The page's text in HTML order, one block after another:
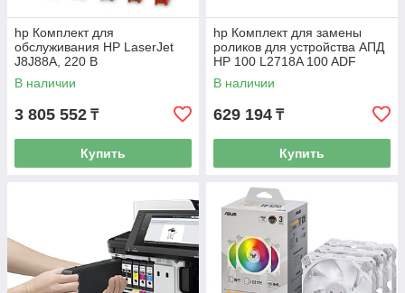
hp Комплект для
обслуживания HP LaserJet
J8J88A, 220 В
В наличии
3 805 552 ₸
Купить
hp Комплект для замены
роликов для устройства АПД
HP 100 L2718A 100 ADF
Roller Replacement Kit
В наличии
629 194 ₸
Купить